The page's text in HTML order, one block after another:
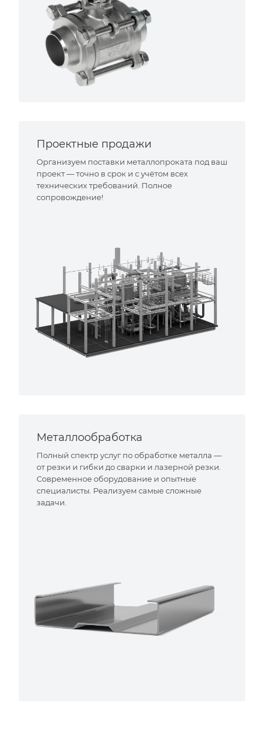
Проектные продажи
Организуем поставки металлопроката под ваш
проект — точно в срок и с учётом всех
технических требований. Полное
сопровождение!
Металлообработка
Полный спектр услуг по обработке металла —
от резки и гибки до сварки и лазерной резки.
Современное оборудование и опытные
специалисты. Реализуем самые сложные
задачи.